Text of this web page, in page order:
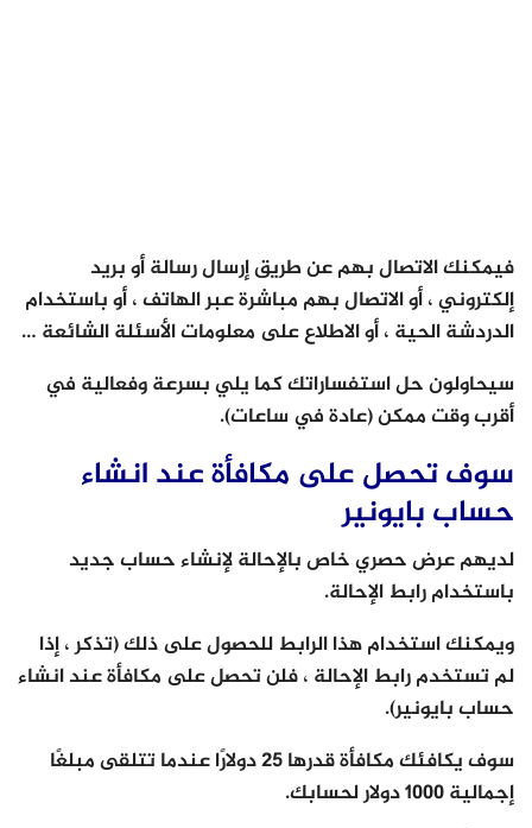
فيمكنك الاتصال بهم عن طريق إرسال رسالة أو بريد
إلكتروني ، أو الاتصال بهم مباشرة عبر الهاتف ، أو باستخدام
الدردشة الحية ، أو الاطلاع على معلومات الأسئلة الشائعة …
سيحاولون حل استفساراتك كما يلي بسرعة وفعالية في
أقرب وقت ممكن (عادة في ساعات).
سوف تحصل على مكافأة عند انشاء
حساب بايونير
لديهم عرض حصري خاص بالإحالة لإنشاء حساب جديد
باستخدام رابط الإحالة.
ويمكنك استخدام هذا الرابط للحصول على ذلك (تذكر ، إذا
لم تستخدم رابط الإحالة ، فلن تحصل على مكافأة عند انشاء
حساب بايونير).
سوف يكافئك مكافأة قدرها 25 دولارًا عندما تتلقى مبلغًا
إجمالية 1000 دولار لحسابك.